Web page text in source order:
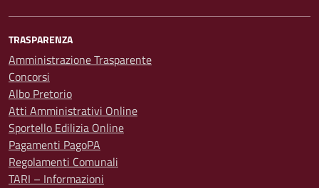
TRASPARENZA
Amministrazione Trasparente
Concorsi
Albo Pretorio
Atti Amministrativi Online
Sportello Edilizia Online
Pagamenti PagoPA
Regolamenti Comunali
TARI – Informazioni